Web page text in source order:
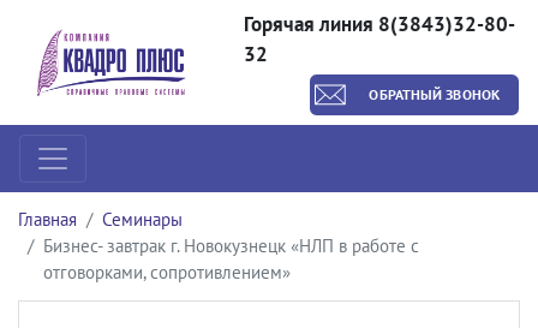
Горячая линия 8(3843)32-80-
32
ОБРАТНЫЙ ЗВОНОК
Главная
Семинары
Бизнес- завтрак г. Новокузнецк «НЛП в работе с
отговорками, сопротивлением»